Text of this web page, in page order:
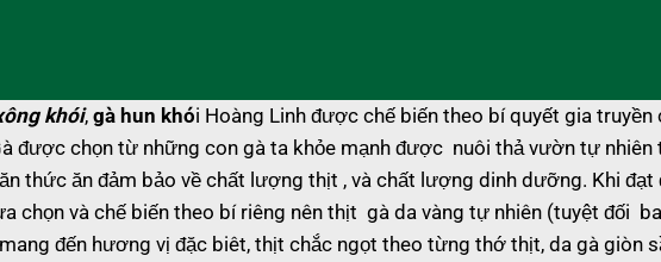
khói, gà hun khói Hoàng Linh được chế biến theo bí quyết gia truyền
được chọn từ những con gà ta khỏe mạnh được nuôi thả vườn tự nhiên
thức ăn đảm bảo về chất lượng thịt , và chất lượng dinh dưỡng. Khi đạt
chọn và chế biến theo bí riêng nên thịt gà da vàng tự nhiên (tuyệt đối
đến hương vị đặc biêt, thịt chắc ngọt theo từng thớ thịt, da gà giòn